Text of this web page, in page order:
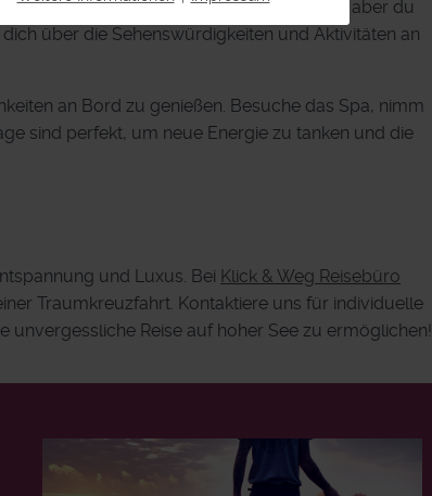
bieten organisierte Ausflüge an, aber du
über die Sehenswürdigkeiten und Aktivitäten an
an Bord zu genießen. Besuche das Spa, nimm
sind perfekt, um neue Energie zu tanken und die
und Luxus. Bei Klick & Weg Reisebüro
Traumkreuzfahrt. Kontaktiere uns für individuelle
Reise auf hoher See zu ermöglichen!